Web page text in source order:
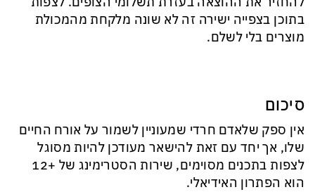
בתוכן בצפייה ישירה זה לא שונה מלקחת מהמכולת
מוצרים בלי לשלם.
סיכום
אין ספק שלאדם חרדי שמעוניין לשמור על אורח החיים
שלו, אך יחד עם זאת להישאר מעודכן להיות מסוגל
לצפות בתכנים מסוימים, שירות הסטרימינג של +12
הוא הפתרון האידיאלי.